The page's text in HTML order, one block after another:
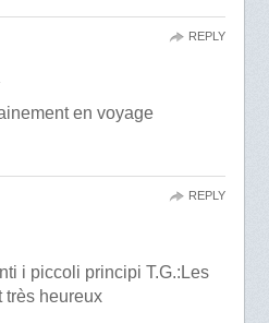
en voyage
REPLY
i piccoli principi T.G.:Les
très heureux
REPLY